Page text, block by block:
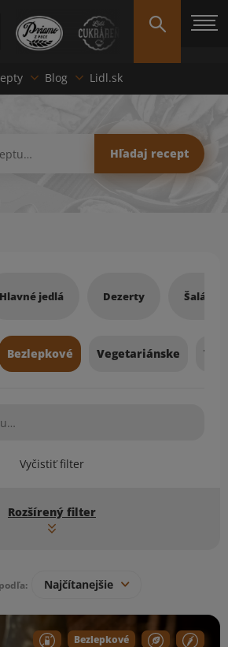
Blog Lidl.sk
Hľadaj recept
Hlavné jedlá Dezerty Šaláty
Bezlepkové Vegetariánske
Vyčistiť filter
Rozšírený filter
Najčítanejšie
Bezlepkové